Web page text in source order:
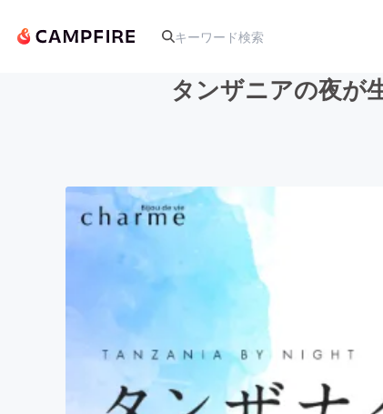
アート・写真
テクノロジー・ガジェット
ビジネス・起業
タンザニアの夜が